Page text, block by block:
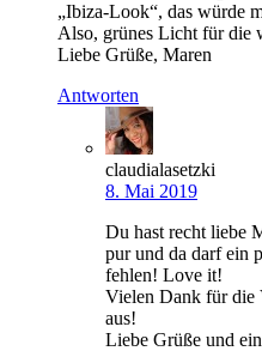
„Ibiza-Look“, das würde
Also, grünes Licht für die
Liebe Grüße, Maren
Antworten
claudialasetzki
8. Mai 2019
Du hast recht liebe
pur und da darf ein
fehlen! Love it!
Vielen Dank für die
aus!
Liebe Grüße und